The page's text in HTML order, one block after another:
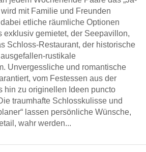
mit Familie und Freunden
etliche räumliche Optionen
exklusiv gemietet, der Seepavillon,
Schloss-Restaurant, der historische
rustikale
Unvergessliche und romantische
vom Festessen aus der
hin zu originellen Ideen puncto
traumhafte Schlosskulisse und
lassen persönliche Wünsche,
wahr werden...